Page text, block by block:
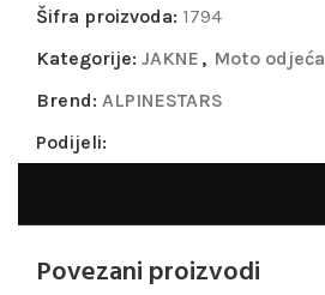
Šifra proizvoda: 1794
Kategorije: JAKNE , Moto odjeća
Brend: ALPINESTARS
Podijeli:
Povezani proizvodi